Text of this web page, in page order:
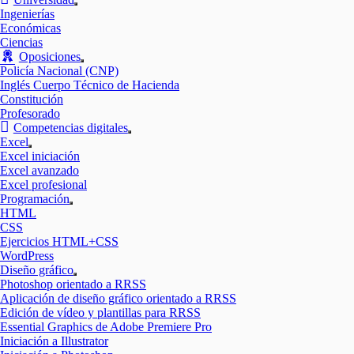
Mostrar
Ingenierías
Económicas
Ciencias
Oposiciones
Mostrar
el
submenú
Policía Nacional (CNP)
Inglés Cuerpo Técnico de Hacienda
Constitución
Profesorado
Competencias digitales
Mostrar
Excel
Mostrar
el
submenú
Excel iniciación
Excel avanzado
Excel profesional
Programación
Mostrar
HTML
CSS
Ejercicios HTML+CSS
WordPress
Diseño gráfico
Mostrar
el
submenú
Photoshop orientado a RRSS
Aplicación de diseño gráfico orientado a RRSS
Edición de vídeo y plantillas para RRSS
Essential Graphics de Adobe Premiere Pro
Iniciación a Illustrator